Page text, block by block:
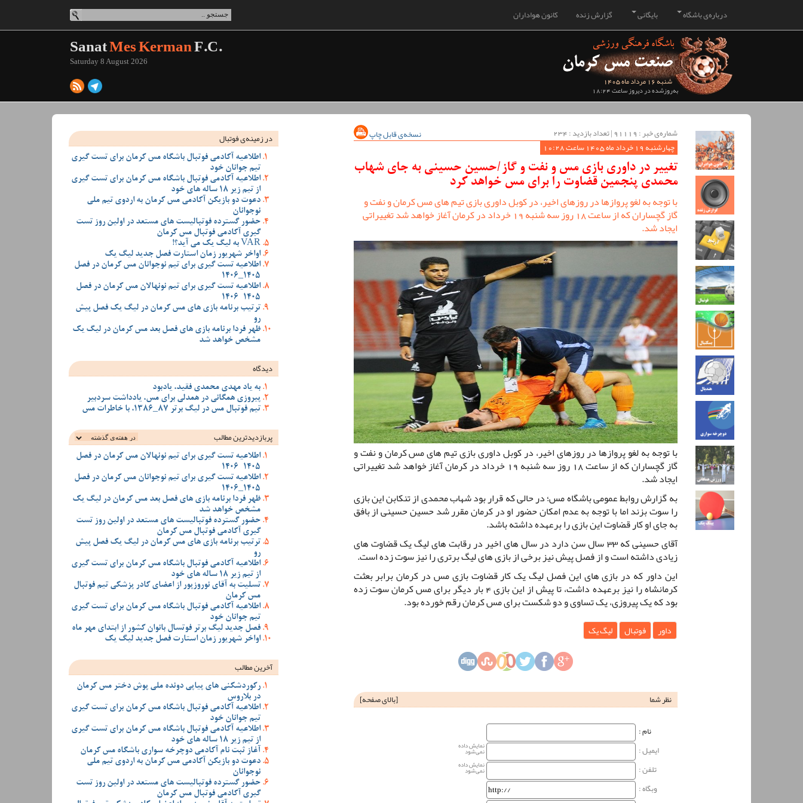
کانون هواداران گزارش زنده بایگانی درباره‌ی باشگاه
شنبه 16 مرداد ماه 1405
به‌روزشده در دیروز ساعت 18:24
SanatMes KermanF.C.
Saturday 8 August 2026
شماره‌ی خبر : ‌91119 | تعداد بازدید : 234
نسخه‌ی قابل چاپ
چهارشنبه 19 خرداد ماه 1405 ساعت 10:28
تغییر در داوری بازی مس و نفت و گاز/حسین حسینی به جای شهاب
محمدی پنجمین قضاوت را برای مس خواهد کرد
با توجه به لغو پروازها در روزهای اخیر، در کوبل داوری بازی تیم های مس کرمان و نفت و
گاز گچساران که از ساعت 18 روز سه شنبه 19 خرداد در کرمان آغاز خواهد شد تغییراتی
ایجاد شد.
با توجه به لغو پروازها در روزهای اخیر، در کوبل داوری بازی تیم های مس کرمان و نفت و
گاز گچساران که از ساعت 18 روز سه شنبه 19 خرداد در کرمان آغاز خواهد شد تغییراتی
ایجاد شد.
به گزارش روابط عمومی باشگاه مس؛ در حالی که قرار بود شهاب محمدی از تنکابن این بازی
را سوت بزند اما با توجه به عدم امکان حضور او در کرمان مقرر شد حسین حسینی از بافق
به جای او کار قضاوت این بازی را برعهده داشته باشد.
آقای حسینی که 33 سال سن دارد در سال های اخیر در رقابت های لیگ یک قضاوت های
زیادی داشته است و از فصل پیش نیز برخی از بازی های لیگ برتری را نیز سوت زده است.
این داور که در بازی های این فصل لیگ یک کار قضاوت بازی مس در کرمان برابر بعثت
کرمانشاه را نیز برعهده داشت، تا پیش از این بازی 4 بار دیگر برای مس کرمان سوت زده
بود که یک پیروزی، یک تساوی و دو شکست برای مس کرمان رقم خورده بود.
داور فوتبال لیگ یک
نظر شما [بالای صفحه]
نام‌ :
ایمیل :
نمایش داده
نمی‌شود
تلفن : نمایش داده
نمی‌شود
وبگاه‌ :
در زمینه‌ی فوتبال
اطلاعیه آکادمی فوتبال باشگاه مس کرمان برای تست گیری
تیم جوانان خود
اطلاعیه آکادمی فوتبال باشگاه مس کرمان برای تست گیری
از تیم زیر 18 ساله های خود
دعوت دو بازیکن آکادمی مس کرمان به اردوی تیم ملی
نوجوانان
حضور گسترده فوتبالیست های مستعد در اولین روز تست
گیری آکادمی فوتبال مس کرمان
VAR به لیگ یک می آید؟!
اواخر شهریور زمان استارت فصل جدید لیگ یک
اطلاعیه تست گیری برای تیم نوجوانان مس کرمان در فصل
1405_1406
اطلاعیه تست گیری برای تیم نونهالان مس کرمان در فصل
1405-1406
ترتیب برنامه بازی های مس کرمان در لیگ یک فصل پیش
رو
ظهر فردا برنامه بازی های فصل بعد مس کرمان در لیگ یک
مشخص خواهد شد
دیدگاه
به یاد مهدی محمدی فقید، یادبود
پیروزی همگانی در همدلی برای مس، یادداشت سردبیر
تیم فوتبال مس در لیگ برتر 87_1386، با خاطرات مس
پربازدیدترین‌ مطالب
اطلاعیه تست گیری برای تیم نونهالان مس کرمان در فصل
1405-1406
اطلاعیه تست گیری برای تیم نوجوانان مس کرمان در فصل
1405_1406
ظهر فردا برنامه بازی های فصل بعد مس کرمان در لیگ یک
مشخص خواهد شد
حضور گسترده فوتبالیست های مستعد در اولین روز تست
گیری آکادمی فوتبال مس کرمان
ترتیب برنامه بازی های مس کرمان در لیگ یک فصل پیش
رو
اطلاعیه آکادمی فوتبال باشگاه مس کرمان برای تست گیری
از تیم زیر 18 ساله های خود
تسلیت به آقای نوروزپور از اعضای کادر پزشکی تیم فوتبال
مس کرمان
اطلاعیه آکادمی فوتبال باشگاه مس کرمان برای تست گیری
تیم جوانان خود
فصل جدید لیگ برتر فوتسال بانوان کشور از ابتدای مهر ماه
اواخر شهریور زمان استارت فصل جدید لیگ یک
آخرین مطالب
رکوردشکنی های پیاپی دونده ملی پوش دختر مس کرمان
در بلاروس
اطلاعیه آکادمی فوتبال باشگاه مس کرمان برای تست گیری
تیم جوانان خود
اطلاعیه آکادمی فوتبال باشگاه مس کرمان برای تست گیری
از تیم زیر 18 ساله های خود
آغاز ثبت نام آکادمی دوچرخه سواری باشگاه مس کرمان
دعوت دو بازیکن آکادمی مس کرمان به اردوی تیم ملی
نوجوانان
حضور گسترده فوتبالیست های مستعد در اولین روز تست
گیری آکادمی فوتبال مس کرمان